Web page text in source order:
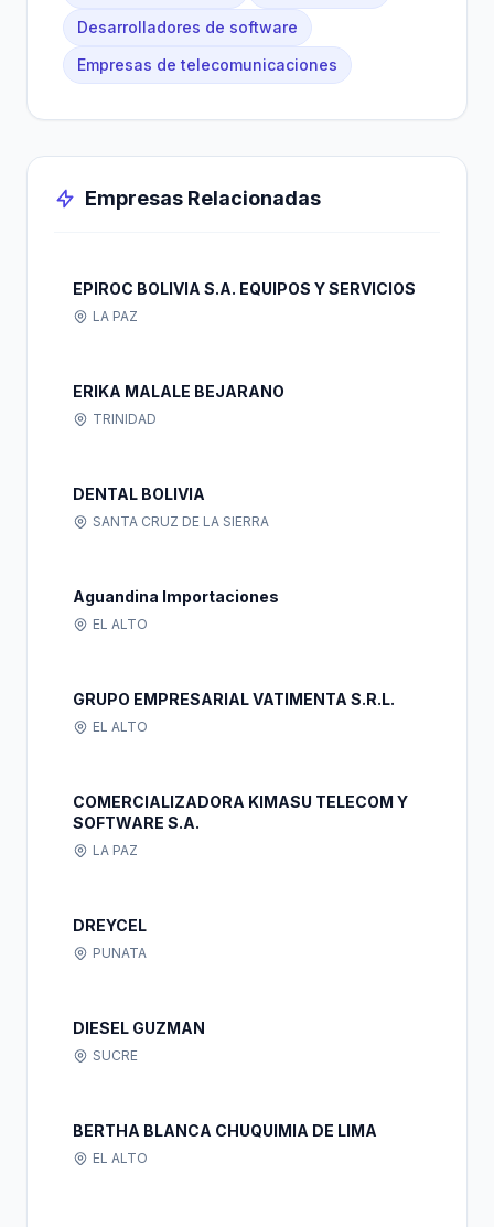
Desarrolladores de software
Empresas de telecomunicaciones
Empresas Relacionadas
EPIROC BOLIVIA S.A. EQUIPOS Y SERVICIOS
LA PAZ
ERIKA MALALE BEJARANO
TRINIDAD
DENTAL BOLIVIA
SANTA CRUZ DE LA SIERRA
Aguandina Importaciones
EL ALTO
GRUPO EMPRESARIAL VATIMENTA S.R.L.
EL ALTO
COMERCIALIZADORA KIMASU TELECOM Y
SOFTWARE S.A.
LA PAZ
DREYCEL
PUNATA
DIESEL GUZMAN
SUCRE
BERTHA BLANCA CHUQUIMIA DE LIMA
EL ALTO